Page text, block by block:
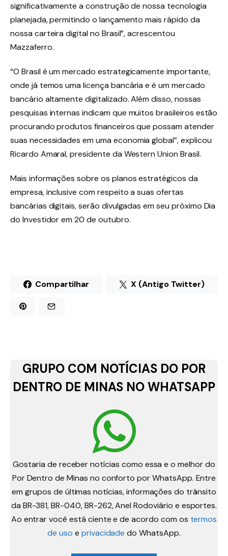
significativamente a construção de nossa tecnologia
planejada, permitindo o lançamento mais rápido da
nossa carteira digital no Brasil”, acrescentou
Mazzaferro.
“O Brasil é um mercado estrategicamente importante,
onde já temos uma licença bancária e é um mercado
bancário altamente digitalizado. Além disso, nossas
pesquisas internas indicam que muitos brasileiros estão
procurando produtos financeiros que possam atender
suas necessidades em uma economia global”, explicou
Ricardo Amaral, presidente da Western Union Brasil.
Mais informações sobre os planos estratégicos da
empresa, inclusive com respeito a suas ofertas
bancárias digitais, serão divulgadas em seu próximo Dia
do Investidor em 20 de outubro.
Compartilhar X (Antigo Twitter)
GRUPO COM NOTÍCIAS DO POR
DENTRO DE MINAS NO WHATSAPP
Gostaria de receber notícias como essa e o melhor do
Por Dentro de Minas no conforto por WhatsApp. Entre
em grupos de últimas notícias, informações do trânsito
da BR-381, BR-040, BR-262, Anel Rodoviário e esportes.
Ao entrar você está ciente e de acordo com os termos
de uso e privacidade do WhatsApp.